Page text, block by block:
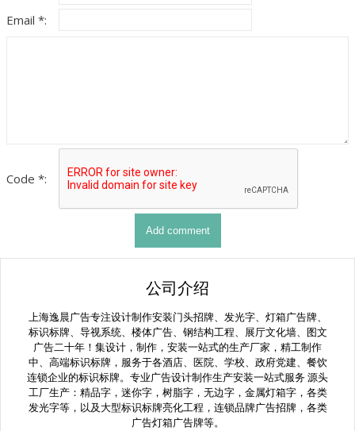
Email *:
Code *:
公司介绍
上海逸晨广告专注设计制作安装门头招牌、发光字、灯箱广告牌、
标识标牌、导视系统、楼体广告、钢结构工程、展厅文化墙、图文
广告二十年！集设计，制作，安装一站式的生产厂家，精工制作
中、高端标识标牌，服务于各酒店、医院、学校、政府党建、餐饮
连锁企业的标识标牌。专业广告设计制作生产安装一站式服务 源头
工厂生产：精品字，迷你字，树脂字，无边字，金属灯箱字，各类
发光字等，以及大型标识标牌亮化工程，连锁品牌广告招牌，各类
广告灯箱广告牌等。